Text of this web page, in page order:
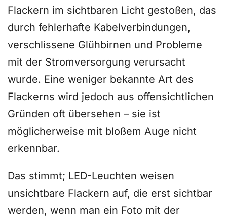
Flackern im sichtbaren Licht gestoßen, das
durch fehlerhafte Kabelverbindungen,
verschlissene Glühbirnen und Probleme
mit der Stromversorgung verursacht
wurde. Eine weniger bekannte Art des
Flackerns wird jedoch aus offensichtlichen
Gründen oft übersehen – sie ist
möglicherweise mit bloßem Auge nicht
erkennbar.
Das stimmt; LED-Leuchten weisen
unsichtbare Flackern auf, die erst sichtbar
werden, wenn man ein Foto mit der